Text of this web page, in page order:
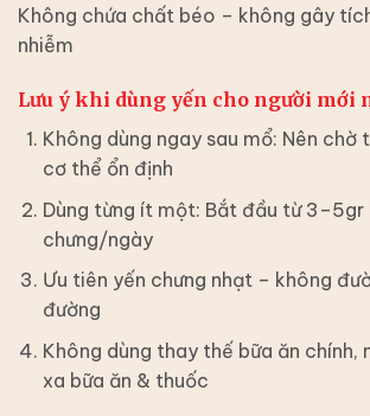
Không chứa chất béo – không gây
nhiễm
Lưu ý khi dùng yến cho người mới
Không dùng ngay sau mổ: Nên chờ
cơ thể ổn định
Dùng từng ít một: Bắt đầu từ 3–5gr
chưng/ngày
Ưu tiên yến chưng nhạt – không
đường
Không dùng thay thế bữa ăn chính,
xa bữa ăn & thuốc